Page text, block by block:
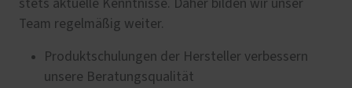
stets aktuelle Kenntnisse. Daher bilden wir unser
Team regelmäßig weiter.
Produktschulungen der Hersteller verbessern
unsere Beratungsqualität